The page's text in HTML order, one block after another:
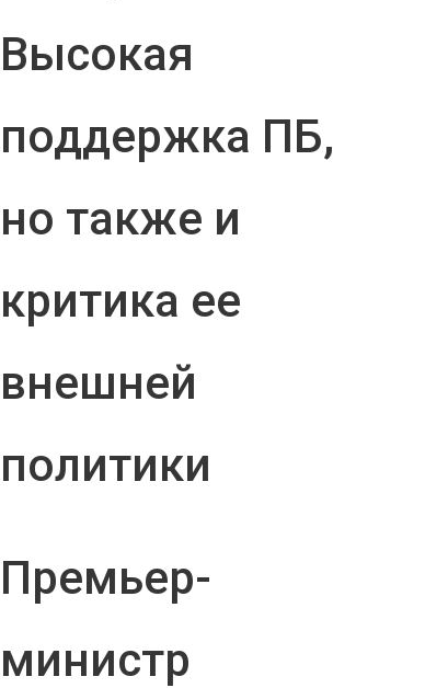
Высокая
поддержка ПБ,
но также и
критика ее
внешней
политики
Премьер-
министр